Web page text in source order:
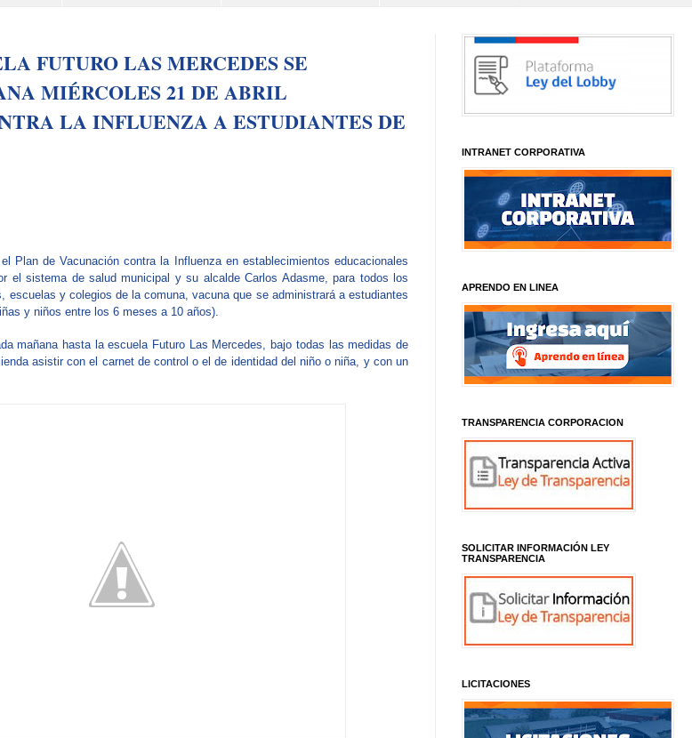
FUTURO LAS MERCEDES SE
MIÉRCOLES 21 DE ABRIL
LA INFLUENZA A ESTUDIANTES DE
Plan de Vacunación contra la Influenza en establecimientos educacionales
el sistema de salud municipal y su alcalde Carlos Adasme, para todos los
escuelas y colegios de la comuna, vacuna que se administrará a estudiantes
y niños entre los 6 meses a 10 años).
mañana hasta la escuela Futuro Las Mercedes, bajo todas las medidas de
asistir con el carnet de control o el de identidad del niño o niña, y con un
INTRANET CORPORATIVA
APRENDO EN LINEA
TRANSPARENCIA CORPORACION
SOLICITAR INFORMACIÓN LEY
TRANSPARENCIA
LICITACIONES